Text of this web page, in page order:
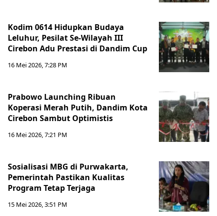
Kodim 0614 Hidupkan Budaya
Leluhur, Pesilat Se-Wilayah III
Cirebon Adu Prestasi di Dandim Cup
16 Mei 2026, 7:28 PM
Prabowo Launching Ribuan
Koperasi Merah Putih, Dandim Kota
Cirebon Sambut Optimistis
16 Mei 2026, 7:21 PM
Sosialisasi MBG di Purwakarta,
Pemerintah Pastikan Kualitas
Program Tetap Terjaga
15 Mei 2026, 3:51 PM